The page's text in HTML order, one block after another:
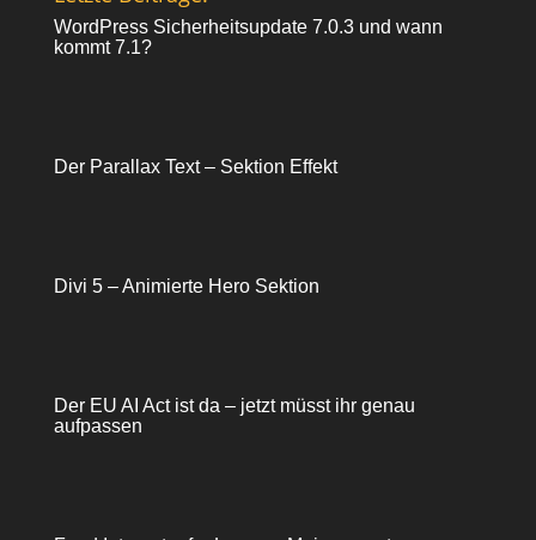
WordPress Sicherheitsupdate 7.0.3 und wann
kommt 7.1?
Der Parallax Text – Sektion Effekt
Divi 5 – Animierte Hero Sektion
Der EU AI Act ist da – jetzt müsst ihr genau
aufpassen